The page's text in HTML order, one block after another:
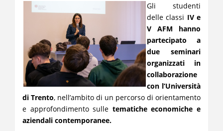
Gli studenti
delle classi IV e
V AFM hanno
partecipato a
due seminari
organizzati in
collaborazione
con l’Università
di Trento, nell’ambito di un percorso di orientamento
e approfondimento sulle tematiche economiche e
aziendali contemporanee.